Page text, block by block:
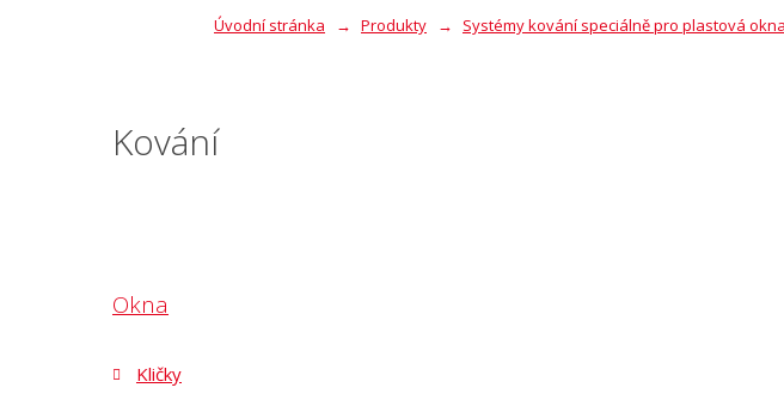
Úvodní stránka Produkty Systémy kování speciálně pro plastová
Kování
Okna
Kličky